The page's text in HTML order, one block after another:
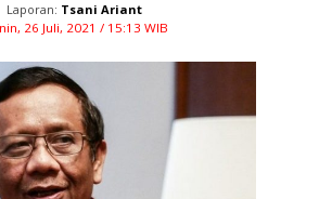
Laporan: Tsani Ariant
26 Juli, 2021 / 15:13 WIB